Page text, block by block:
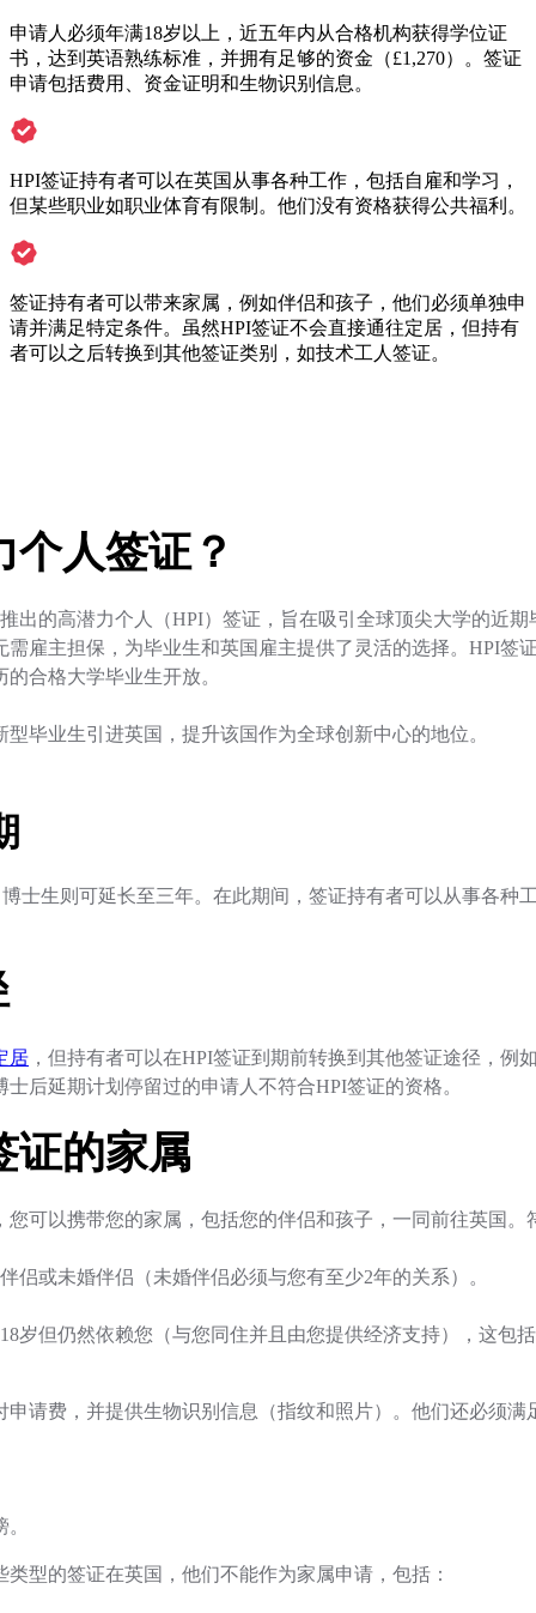
申请人必须年满18岁以上，近五年内从合格机构获得学位证
书，达到英语熟练标准，并拥有足够的资金（£1,270）。签证
申请包括费用、资金证明和生物识别信息。
HPI签证持有者可以在英国从事各种工作，包括自雇和学习，
但某些职业如职业体育有限制。他们没有资格获得公共福利。
签证持有者可以带来家属，例如伴侣和孩子，他们必须单独申
请并满足特定条件。虽然HPI签证不会直接通往定居，但持有
者可以之后转换到其他签证类别，如技术工人签证。
个人签证？
出的高潜力个人（HPI）签证，旨在吸引全球顶尖大学的近
需雇主担保，为毕业生和英国雇主提供了灵活的选择。HPI签
合格大学毕业生开放。
毕业生引进英国，提升该国作为全球创新中心的地位。
士生则可延长至三年。在此期间，签证持有者可以从事各种
居 ，但持有者可以在HPI签证到期前转换到其他签证途径，例
士后延期计划停留过的申请人不符合HPI签证的资格。
证的家属
您可以携带您的家属，包括您的伴侣和孩子，一同前往英国。
侣或未婚伴侣（未婚伴侣必须与您有至少2年的关系）。
岁但仍然依赖您（与您同住并且由您提供经济支持），这包
申请费，并提供生物识别信息（指纹和照片）。他们还必须
型的签证在英国，他们不能作为家属申请，包括：